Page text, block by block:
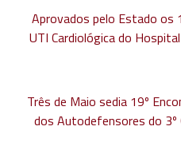
Aprovados pelo Estado os
UTI Cardiológica do
Três de Maio sedia 19º
dos Autodefensores do 3º